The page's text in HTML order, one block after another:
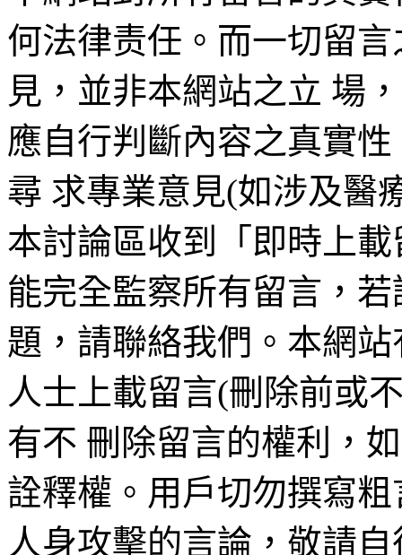
何法律责任。而一切留
見，並非本網站之立 場
應自行判斷內容之真實
尋 求專業意見(如涉及醫
本討論區收到「即時上
能完全監察所有留言，
題，請聯絡我們。本網
人士上載留言(刪除前或
有不 刪除留言的權利，
詮釋權。用戶切勿撰寫
人身攻擊的言論，敬請